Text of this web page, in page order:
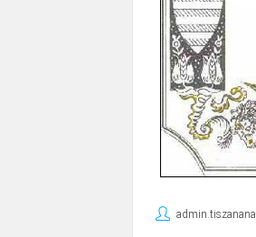
admin.tiszanana